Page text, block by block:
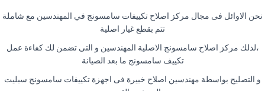
نحن الاوائل فى مجال مركز اصلاح تكييفات سامسونج في المهندسين مع شاملة
تتم بقطع غيار اصلية
،لذلك مركز اصلاح سامسونج الاصلية المهندسين و التى تضمن لك كفاءة عمل
تكييف سامسونج ما بعد الصيانة
و التصليح بواسطة مهندسين اصلاح خبيرة فى اجهزة تكييفات سامسونج سبليت